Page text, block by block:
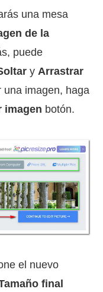
una mesa
de la
puede
y Arrastrar
una imagen, haga
imagen botón.
el nuevo
final